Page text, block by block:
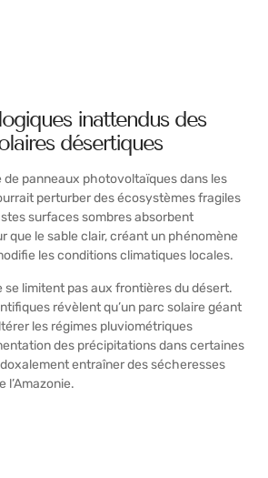
inattendus des
désertiques
de panneaux photovoltaïques dans les
perturber des écosystèmes fragiles
surfaces sombres absorbent
que le sable clair, créant un phénomène
les conditions climatiques locales.
se limitent pas aux frontières du désert.
révèlent qu’un parc solaire géant
les régimes pluviométriques
des précipitations dans certaines
entraîner des sécheresses
l’Amazonie.